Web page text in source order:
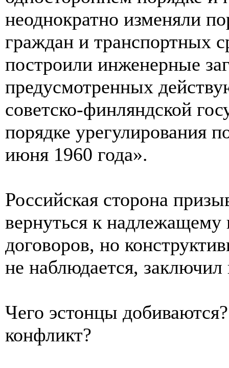
неоднократно изменяли
граждан и транспортных
построили инженерные
предусмотренных
советско-финляндской
порядке урегулирования
июня 1960 года».
Российская сторона
вернуться к
договоров, но
не наблюдается,
Чего эстонцы
конфликт?